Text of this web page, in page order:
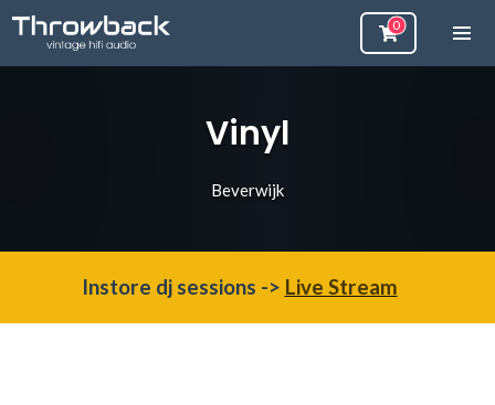
Vinyl
Beverwijk
Instore dj sessions -> Live Stream